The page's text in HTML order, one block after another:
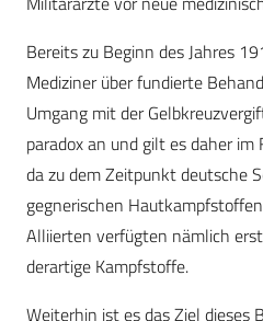
Bereits zu Beginn des Jahres
Mediziner über fundierte
Umgang mit der
paradox an und gilt es daher
da zu dem Zeitpunkt deutsche
gegnerischen
Alliierten verfügten nämlich
derartige Kampfstoffe.
Weiterhin ist es das Ziel dieses